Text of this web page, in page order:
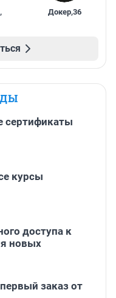
,
Докер,36
сертификаты
курсы
доступа к
новых
заказ от